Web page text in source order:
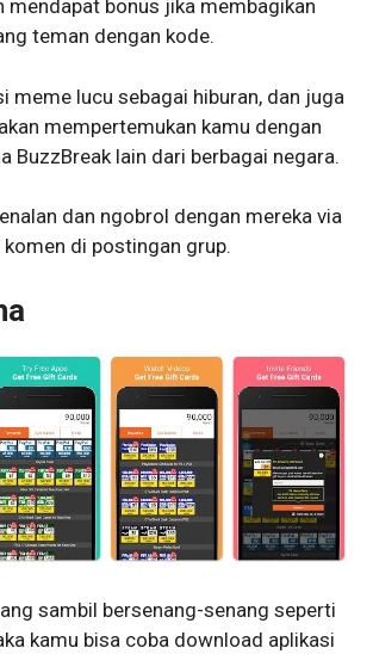
mendapat bonus jika membagikan
teman dengan kode.
meme lucu sebagai hiburan, dan juga
mempertemukan kamu dengan
BuzzBreak lain dari berbagai negara.
dan ngobrol dengan mereka via
di postingan grup.
sambil bersenang-senang seperti
kamu bisa coba download aplikasi